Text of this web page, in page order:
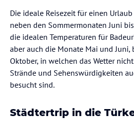
Die ideale Reisezeit für einen
neben den Sommermonaten Juni
die idealen Temperaturen für
aber auch die Monate Mai und Juni,
Oktober, in welchen das Wetter
Strände und Sehenswürdigkeiten
besucht sind.
Städtertrip in die